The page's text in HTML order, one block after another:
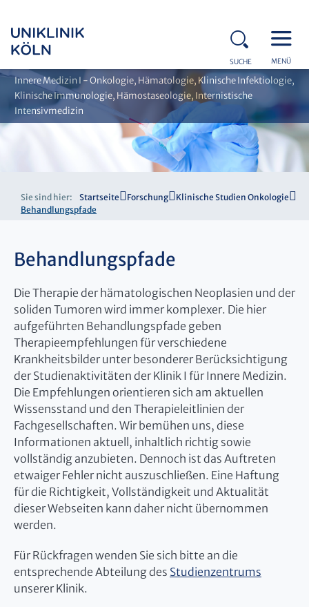
SUCHE MENÜ
Innere Medizin I - Onkologie, Hämatologie, Klinische Infektiologie,
Klinische Immunologie, Hämostaseologie, Internistische
Intensivmedizin
Sie sind hier: Startseite Forschung
Klinische Studien Onkologie
Behandlungspfade
Behandlungspfade
Die Therapie der hämatologischen Neoplasien und der
soliden Tumoren wird immer komplexer. Die hier
aufgeführten Behandlungspfade geben
Therapieempfehlungen für verschiedene
Krankheitsbilder unter besonderer Berücksichtigung
der Studienaktivitäten der Klinik I für Innere Medizin.
Die Empfehlungen orientieren sich am aktuellen
Wissensstand und den Therapieleitlinien der
Fachgesellschaften. Wir bemühen uns, diese
Informationen aktuell, inhaltlich richtig sowie
vollständig anzubieten. Dennoch ist das Auftreten
etwaiger Fehler nicht auszuschließen. Eine Haftung
für die Richtigkeit, Vollständigkeit und Aktualität
dieser Webseiten kann daher nicht übernommen
werden.
Für Rückfragen wenden Sie sich bitte an die
entsprechende Abteilung des Studienzentrums
unserer Klinik.